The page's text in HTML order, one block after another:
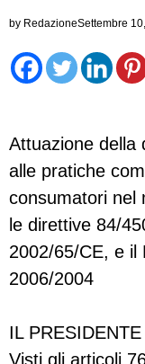
by RedazioneSettembre
Attuazione della
alle pratiche
consumatori nel
le direttive 84/
2002/65/CE, e il
2006/2004
IL
Visti gli articoli